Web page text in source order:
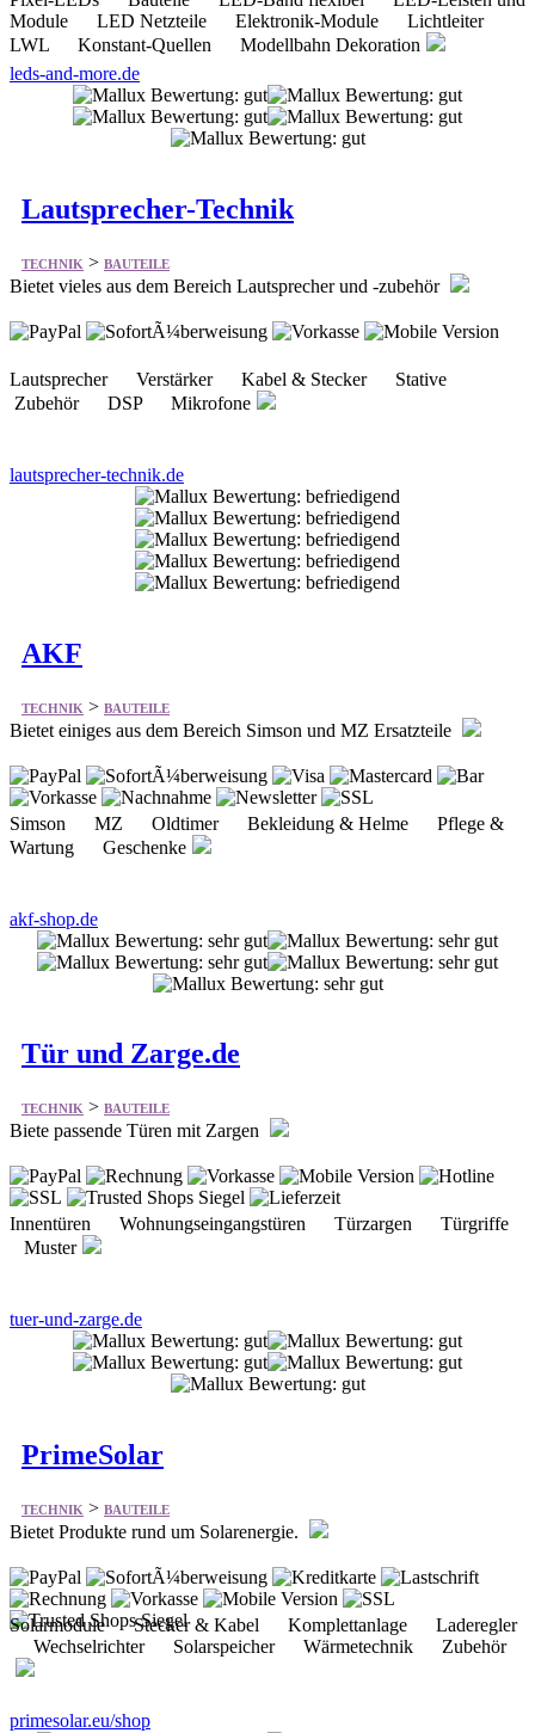
Module LED Netzteile Elektronik-Module Lichtleiter
LWL Konstant-Quellen Modellbahn Dekoration
leds-and-more.de
Lautsprecher-Technik
TECHNIK > BAUTEILE
Bietet vieles aus dem Bereich Lautsprecher und -zubehör
Lautsprecher Verstärker Kabel & Stecker Stative
Zubehör DSP Mikrofone
lautsprecher-technik.de
AKF
TECHNIK > BAUTEILE
Bietet einiges aus dem Bereich Simson und MZ Ersatzteile
Simson MZ Oldtimer Bekleidung & Helme Pflege &
Wartung Geschenke
akf-shop.de
Tür und Zarge.de
TECHNIK > BAUTEILE
Biete passende Türen mit Zargen
Innentüren Wohnungseingangstüren Türzargen Türgriffe
Muster
tuer-und-zarge.de
PrimeSolar
TECHNIK > BAUTEILE
Bietet Produkte rund um Solarenergie.
Solarmodule Stecker & Kabel Komplettanlage Laderegler
Wechselrichter Solarspeicher Wärmetechnik Zubehör
primesolar.eu/shop